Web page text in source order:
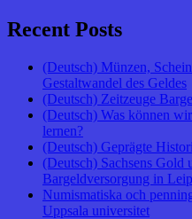
Recent Posts
(Deutsch) Münzen,
Gestaltwandel des Geldes
(Deutsch) Zeitzeuge
(Deutsch) Was können
lernen?
(Deutsch) Geprägte
(Deutsch) Sachsens Gold
Bargeldversorgung in
Numismatiska och
Uppsala universitet